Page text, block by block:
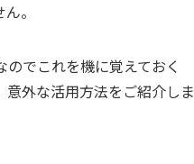
。
でこれを機に覚えておく
外な活用方法をご紹介しま